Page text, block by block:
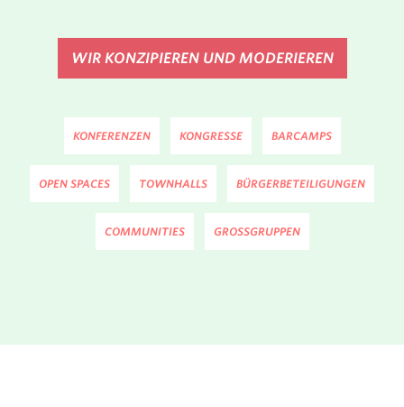
WIR KONZIPIEREN UND MODERIEREN
KONFERENZEN KONGRESSE BARCAMPS
OPEN SPACES TOWNHALLS BÜRGERBETEILIGUNGEN
COMMUNITIES GROSSGRUPPEN